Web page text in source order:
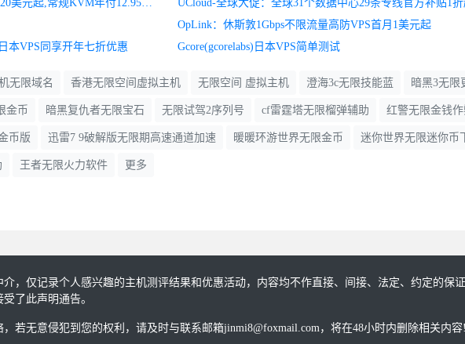
CloudCone：洛杉矶大硬盘VPS年付20美元起,常规KVM年付12.95美元起
OpLink：休斯敦1Gbps不限流量高防VPS首月1美元起
本VPS同享开年七折优惠
Gcore(gcorelabs)日本VPS简单测试
无限域名 香港无限空间虚拟主机 无限空间 虚拟主机 澄海3c无限技能蓝 暗黑3无限
金币 暗黑复仇者无限宝石 无限试驾2序列号 cf雷霆塔无限榴弹辅助 红警无限金钱
币版 迅雷7 9破解版无限期高速通道加速 暖暖环游世界无限金币 迷你世界无限迷你币
王者无限火力软件 更多
介，仅记录个人感兴趣的主机测评结果和优惠活动，内容均不作直接、间接、法定、约定的保
了此声明通告。
，若无意侵犯到您的权利，请及时与联系邮箱jinmi8@foxmail.com，将在48小时内删除相关内容!